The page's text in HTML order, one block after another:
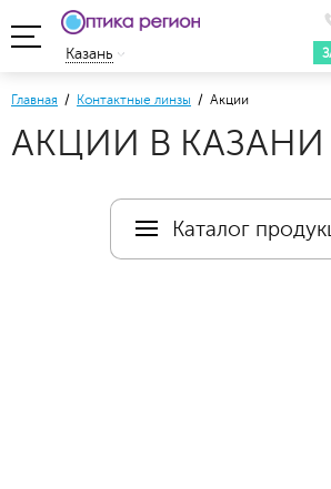
Казань
Главная / Контактные линзы / Акции
АКЦИИ В КАЗАНИ
Каталог